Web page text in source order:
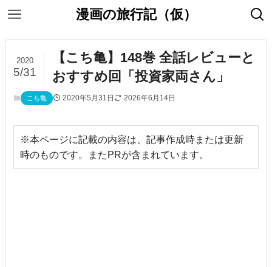
漫画の旅行記（仮）
【こち亀】148巻 全話レビューと
おすすめ回「投資家両さん」
2020
5/31
こち亀 2020年5月31日 2026年6月14日
※本ページに記載の内容は、記事作成時または更新
時のものです。またPRが含まれています。